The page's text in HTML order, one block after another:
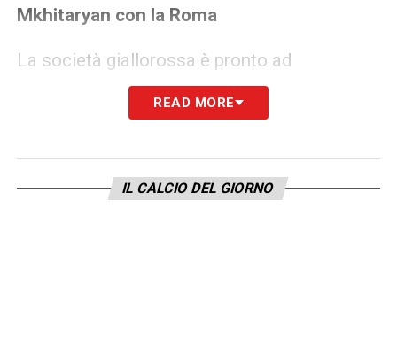
Mkhitaryan con la Roma
La società giallorossa è pronto ad
accontentare il giocatore, prolungando il suo
contratto fino al 2023. La firma sull’accordo
READ MORE
IL CALCIO DEL GIORNO